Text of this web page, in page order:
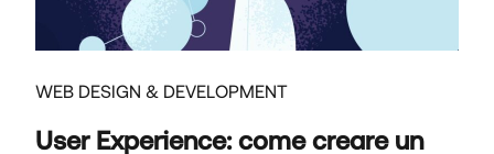
WEB DESIGN & DEVELOPMENT
User Experience: come creare un